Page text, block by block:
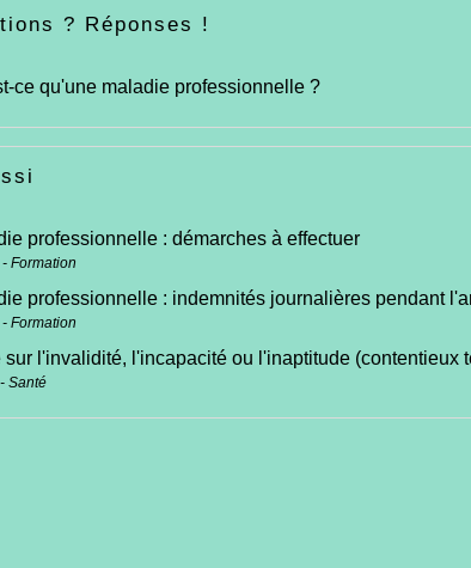
? Réponses !
ce qu'une maladie professionnelle ?
professionnelle : démarches à effectuer
Formation
professionnelle : indemnités journalières pendant
Formation
sur l'invalidité, l'incapacité ou l'inaptitude (contentieux
Santé